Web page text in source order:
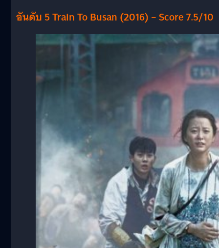
อันดับ 5 Train To Busan (2016) – Score 7.5/10